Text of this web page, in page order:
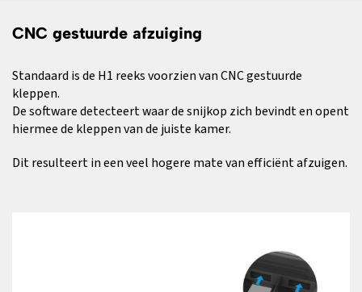
CNC gestuurde afzuiging
Standaard is de H1 reeks voorzien van CNC gestuurde
kleppen.
De software detecteert waar de snijkop zich bevindt en opent
hiermee de kleppen van de juiste kamer.
Dit resulteert in een veel hogere mate van efficiënt afzuigen.